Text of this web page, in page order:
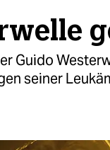
Guido
seiner